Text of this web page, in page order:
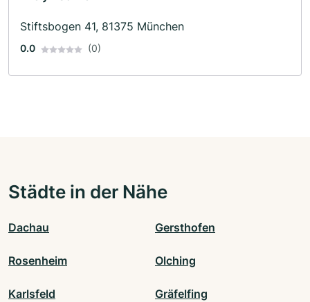
Stiftsbogen 41, 81375 München
0.0 (0)
Städte in der Nähe
Dachau Gersthofen
Rosenheim Olching
Karlsfeld Gräfelfing